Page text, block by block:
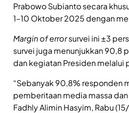
Prabowo Subianto secara
1–10 Oktober 2025 dengan
Margin of errorsurvei ini ±3
survei juga menunjukkan 90,8
dan kegiatan Presiden melalui
“Sebanyak 90,8% responden
pemberitaan media massa
Fadhly Alimin Hasyim, Rabu